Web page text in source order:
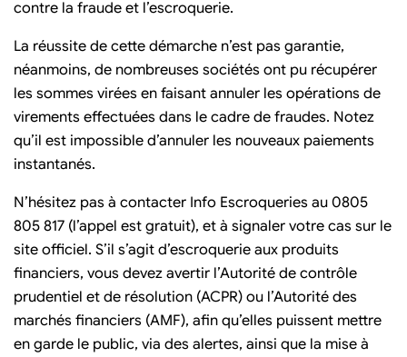
contre la fraude et l’escroquerie.
La réussite de cette démarche n’est pas garantie,
néanmoins, de nombreuses sociétés ont pu récupérer
les sommes virées en faisant annuler les opérations de
virements effectuées dans le cadre de fraudes. Notez
qu’il est impossible d’annuler les nouveaux paiements
instantanés.
N’hésitez pas à contacter Info Escroqueries au 0805
805 817 (l’appel est gratuit), et à signaler votre cas sur le
site officiel. S’il s’agit d’escroquerie aux produits
financiers, vous devez avertir l’Autorité de contrôle
prudentiel et de résolution (ACPR) ou l’Autorité des
marchés financiers (AMF), afin qu’elles puissent mettre
en garde le public, via des alertes, ainsi que la mise à